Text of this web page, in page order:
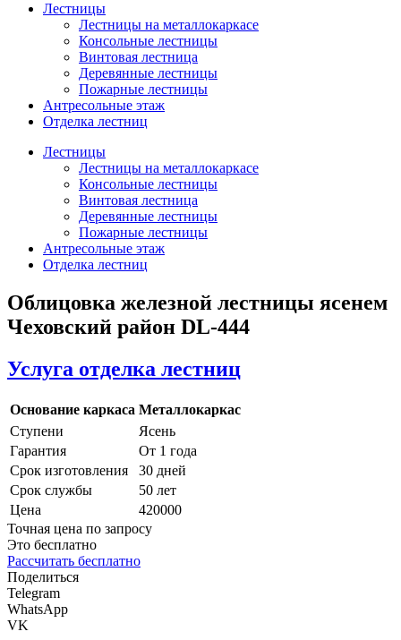
Лестницы
Лестницы на металлокаркасе
Консольные лестницы
Винтовая лестница
Деревянные лестницы
Пожарные лестницы
Антресольные этаж
Отделка лестниц
Лестницы
Лестницы на металлокаркасе
Консольные лестницы
Винтовая лестница
Деревянные лестницы
Пожарные лестницы
Антресольные этаж
Отделка лестниц
Облицовка железной лестницы ясенем
Чеховский район DL-444
Услуга отделка лестниц
Основание каркаса Металлокаркас
Ступени
Ясень
Гарантия
От 1 года
Срок изготовления
30 дней
Срок службы
50 лет
Цена
420000
Точная цена по запросу
Это бесплатно
Рассчитать бесплатно
Поделиться
Telegram
WhatsApp
VK